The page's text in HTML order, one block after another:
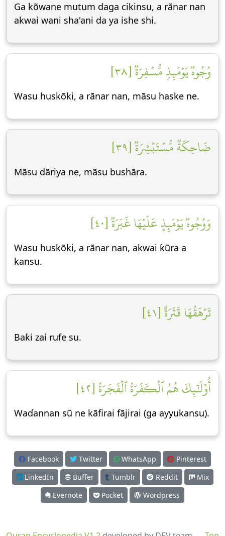
Ga kõwane mutum daga cikinsu, a rãnar nan
akwai wani sha'ani da ya ishe shi.
وُجُوهٞ يَوۡمَئِذٖ مُّسۡفِرَةٞ [٣٨]
Wasu huskõki, a rãnar nan, mãsu haske ne.
ضَاحِكَةٞ مُّسۡتَبۡشِرَةٞ [٣٩]
Mãsu dãriya ne, mãsu bushãra.
وَوُجُوهٞ يَوۡمَئِذٍ عَلَيۡهَا غَبَرَةٞ [٤٠]
Wasu huskõki, a rãnar nan, akwai ƙũra a
kansu.
تَرۡهَقُهَا قَتَرَةٌ [٤١]
Baƙi zai rufe su.
أُوْلَٰٓئِكَ هُمُ ٱلۡكَفَرَةُ ٱلۡفَجَرَةُ [٤٢]
Waɗannan sũ ne kãfirai fãjirai (ga ayyukansu).
Facebook Twitter WhatsApp
Pinterest
LinkedIn
Buffer Tumblr Reddit
Mix
Evernote
Pocket Wordpress